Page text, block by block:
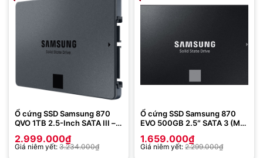
Ổ cứng SSD Samsung 870
QVO 1TB 2.5-Inch SATA III –
2.999.000₫
Giá niêm yết: 3.234.000₫
Ổ cứng SSD Samsung 870
EVO 500GB 2.5″ SATA 3 (MZ-
1.659.000₫
Giá niêm yết: 2.299.000₫